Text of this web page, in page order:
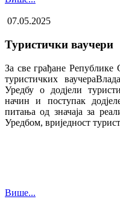
07.05.2025
Туристички ваучери
За све грађане Републике
туристичких
Уредбу о додјели
начин и поступак
питања од значаја за
Уредбом, вриједност
Више...